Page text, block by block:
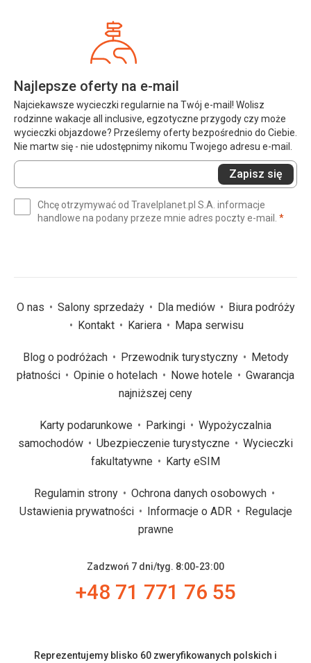
Najlepsze oferty na e-mail
Najciekawsze wycieczki regularnie na Twój e-mail! Wolisz
rodzinne wakacje all inclusive, egzotyczne przygody czy może
wycieczki objazdowe? Prześlemy oferty bezpośrednio do Ciebie.
Nie martw się - nie udostępnimy nikomu Twojego adresu e-mail.
Wprowadź
swój
(wymagane)
Zapisz się
Chcę otrzymywać od Travelplanet.pl S.A. informacje
handlowe na podany przeze mnie adres poczty e-mail. *
O nas Salony sprzedaży Dla mediów
Biura podróży
Kontakt
Kariera Mapa serwisu
Blog o podróżach Przewodnik turystyczny
Metody
płatności
Opinie o hotelach Nowe hotele
Gwarancja
najniższej ceny
Karty podarunkowe Parkingi
Wypożyczalnia
samochodów
Ubezpieczenie turystyczne
Wycieczki
fakultatywne
Karty eSIM
Regulamin strony
Ochrona danych osobowych
Ustawienia prywatności
Informacje o ADR
Regulacje
prawne
Zadzwoń 7 dni/tyg. 8:00-23:00
+48 71 771 76 55
Reprezentujemy blisko 60 zweryfikowanych polskich i